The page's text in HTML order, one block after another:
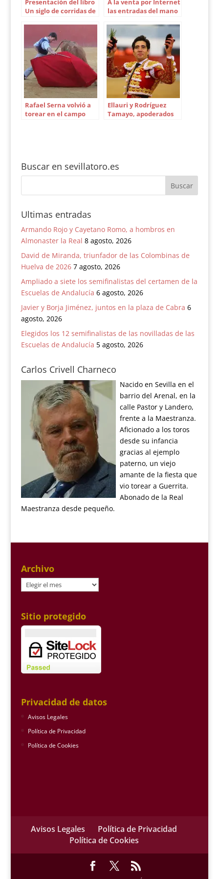
Presentación del libro
Un siglo de corridas de
A la venta por Internet
las entradas del mano
Rafael Serna volvió a
torear en el campo
Ellauri y Rodríguez
Tamayo, apoderados
Buscar en sevillatoro.es
Ultimas entradas
Armando Rojo y Cayetano Romo, a hombros en
Almonaster la Real 8 agosto, 2026
David de Miranda, triunfador de las Colombinas de
Huelva de 2026 7 agosto, 2026
Ampliado a siete los semifinalistas del certamen de la
Escuelas de Andalucía 6 agosto, 2026
Javier y Borja Jiménez, juntos en la plaza de Cabra 6
agosto, 2026
Elegidos los 12 semifinalistas de las novilladas de las
Escuelas de Andalucía 5 agosto, 2026
Carlos Crivell Charneco
Nacido en Sevilla en el
barrio del Arenal, en la
calle Pastor y Landero,
frente a la Maestranza.
Aficionado a los toros
desde su infancia
gracias al ejemplo
paterno, un viejo
amante de la fiesta que
vio torear a Guerrita.
Abonado de la Real
Maestranza desde pequeño.
Archivo
Archivo
Sitio protegido
Privacidad de datos
Avisos Legales
Política de Privacidad
Política de Cookies
Avisos Legales
Política de Privacidad
Política de Cookies